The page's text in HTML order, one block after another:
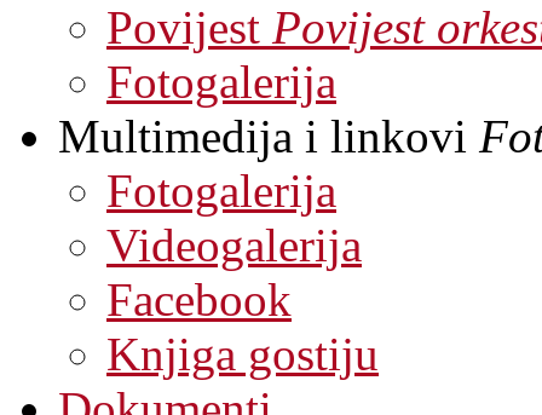
Povijest Povijest
Fotogalerija
Multimedija i linkovi
Fotogalerija
Videogalerija
Facebook
Knjiga gostiju